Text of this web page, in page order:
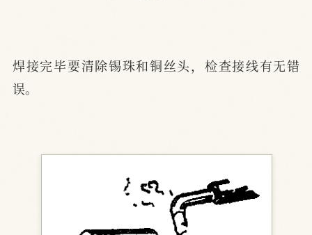
焊接完毕要清除锡珠和铜丝头，检查接线有无错
误。